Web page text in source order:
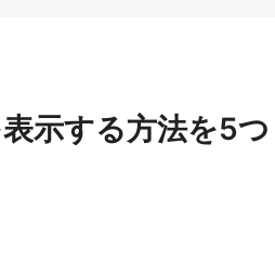
示する方法を5つ